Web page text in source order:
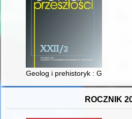
Geolog i prehistoryk : Gottlieb
ROCZNIK